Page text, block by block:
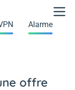
Alarme
offre